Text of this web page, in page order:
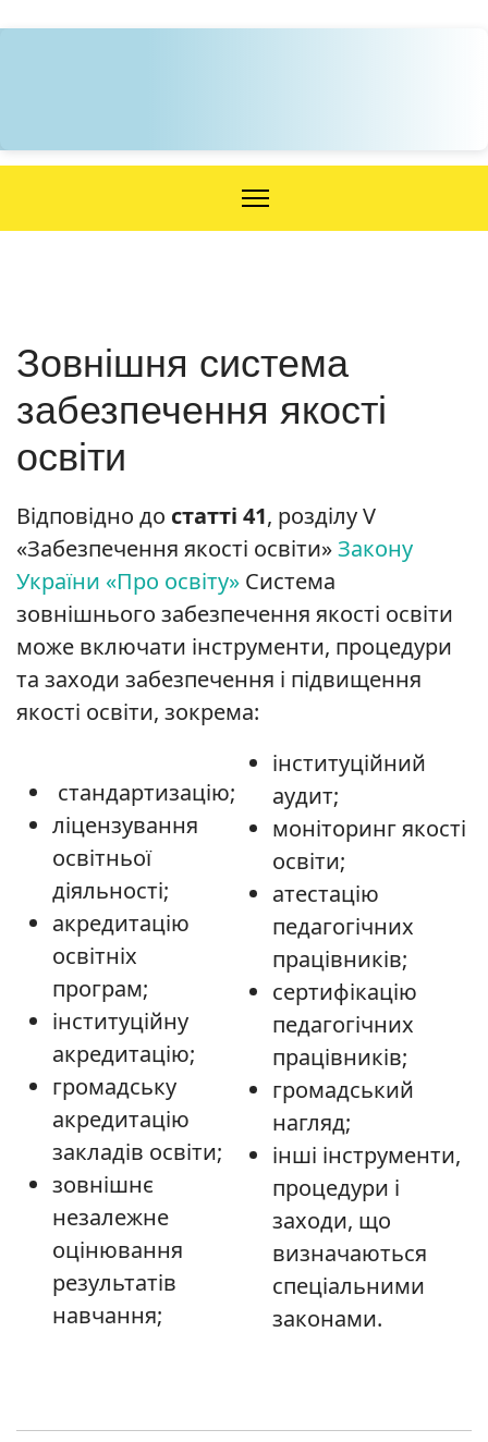
Зовнішня система
забезпечення якості
освіти
Відповідно до статті 41, розділу V
«Забезпечення якості освіти»Закону
України «Про освіту» Система
зовнішнього забезпечення якості освіти
може включати інструменти, процедури
та заходи забезпечення і підвищення
якості освіти, зокрема:
стандартизацію;
ліцензування
освітньої
діяльності;
акредитацію
освітніх
програм;
інституційну
акредитацію;
громадську
акредитацію
закладів освіти;
зовнішнє
незалежне
оцінювання
результатів
навчання;
інституційний
аудит;
моніторинг якості
освіти;
атестацію
педагогічних
працівників;
сертифікацію
педагогічних
працівників;
громадський
нагляд;
інші інструменти,
процедури і
заходи, що
визначаються
спеціальними
законами.